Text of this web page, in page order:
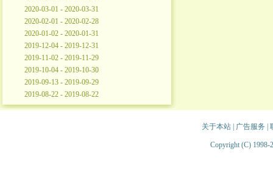
2020-03-01 - 2020-03-31
2020-02-01 - 2020-02-28
2020-01-02 - 2020-01-31
2019-12-04 - 2019-12-31
2019-11-02 - 2019-11-29
2019-10-04 - 2019-10-30
2019-09-13 - 2019-09-29
2019-08-22 - 2019-08-22
关于本站| 广告服务
Copyright (C) 1998-